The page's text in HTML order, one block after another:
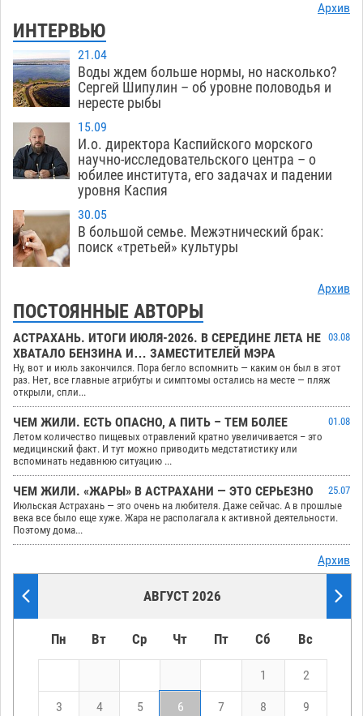
Архив
ИНТЕРВЬЮ
21.04
Воды ждем больше нормы, но насколько?
Сергей Шипулин – об уровне половодья и
нересте рыбы
15.09
И.о. директора Каспийского морского
научно-исследовательского центра – о
юбилее института, его задачах и падении
уровня Каспия
30.05
В большой семье. Межэтнический брак:
поиск «третьей» культуры
Архив
ПОСТОЯННЫЕ АВТОРЫ
АСТРАХАНЬ. ИТОГИ ИЮЛЯ-2026. В СЕРЕДИНЕ ЛЕТА НЕ
ХВАТАЛО БЕНЗИНА И… ЗАМЕСТИТЕЛЕЙ МЭРА
03.08
Ну, вот и июль закончился. Пора бегло вспомнить — каким он был в этот
раз. Нет, все главные атрибуты и симптомы остались на месте — пляж
открыли, спли...
ЧЕМ ЖИЛИ. ЕСТЬ ОПАСНО, А ПИТЬ – ТЕМ БОЛЕЕ
01.08
Летом количество пищевых отравлений кратно увеличивается – это
медицинский факт. И тут можно приводить медстатистику или
вспоминать недавнюю ситуацию ...
ЧЕМ ЖИЛИ. «ЖАРЫ» В АСТРАХАНИ — ЭТО СЕРЬЕЗНО
25.07
Июльская Астрахань — это очень на любителя. Даже сейчас. А в прошлые
века все было еще хуже. Жара не располагала к активной деятельности.
Поэтому дома...
Архив
АВГУСТ 2026
Пн Вт Ср Чт Пт Сб Вс
1 2
3 4 5 6 7 8 9